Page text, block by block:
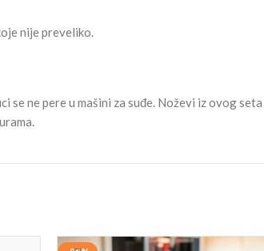
nije preveliko.
se ne pere u mašini za suđe. Noževi iz ovog